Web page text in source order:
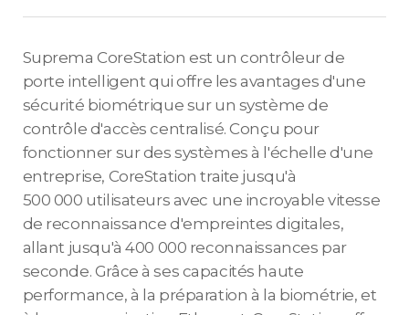
Suprema CoreStation est un contrôleur de
porte intelligent qui offre les avantages d'une
sécurité biométrique sur un système de
contrôle d'accès centralisé. Conçu pour
fonctionner sur des systèmes à l'échelle d'une
entreprise, CoreStation traite jusqu'à
500 000 utilisateurs avec une incroyable vitesse
de reconnaissance d'empreintes digitales,
allant jusqu'à 400 000 reconnaissances par
seconde. Grâce à ses capacités haute
performance, à la préparation à la biométrie, et